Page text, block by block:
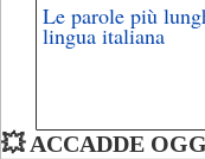
Le parole più
lingua italiana
💥 ACCADDE